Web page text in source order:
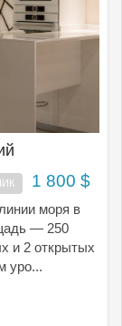
1 800 $
моря в
— 250
и 2 открытых
уро...